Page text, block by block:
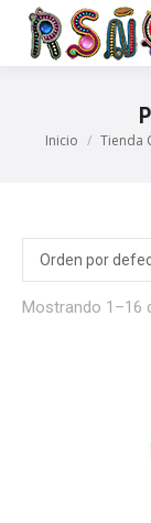
Estás aquí:
Inicio Tienda
Mostrando 1–16